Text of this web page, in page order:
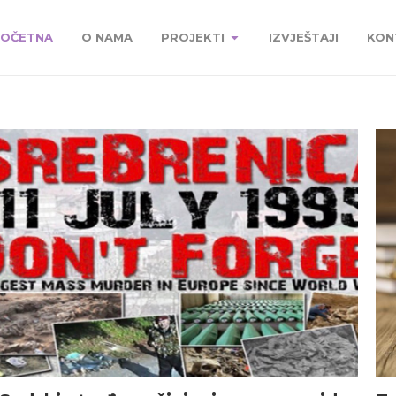
O NAMA PROJEKTI IZVJEŠTAJI